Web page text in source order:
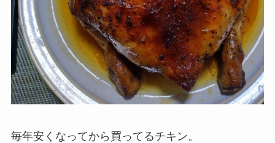
毎年安くなってから買ってるチキン。